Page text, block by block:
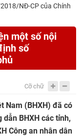
NĐ-CP của Chính
một số nội
số
Cỡ chữ
Nam (BHXH) đã có
BHXH các tỉnh,
Công an nhân dân